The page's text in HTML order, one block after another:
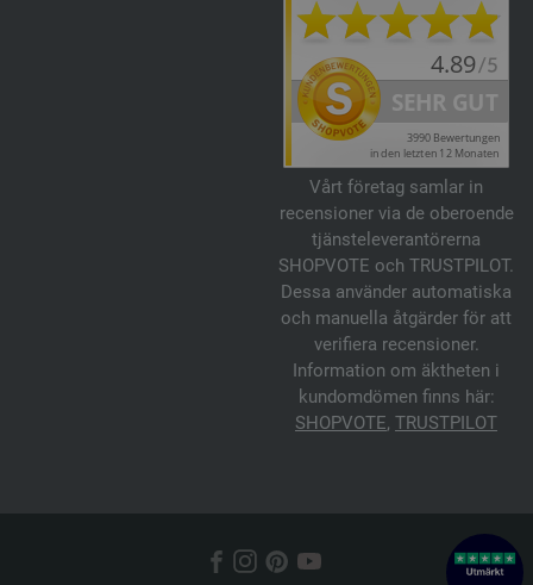
Vårt företag samlar in
recensioner via de oberoende
tjänsteleverantörerna
SHOPVOTE och TRUSTPILOT.
Dessa använder automatiska
och manuella åtgärder för att
verifiera recensioner.
Information om äktheten i
kundomdömen finns här:
SHOPVOTE, TRUSTPILOT